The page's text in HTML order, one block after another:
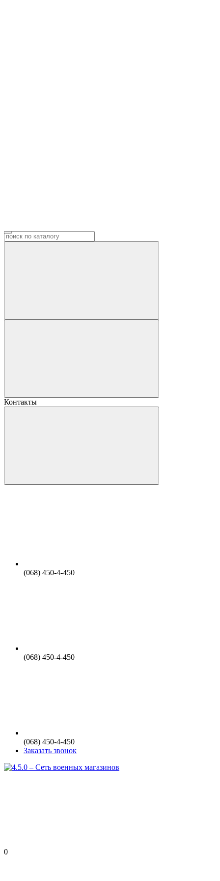
Контакты
(068) 450-4-450
(068) 450-4-450
(068) 450-4-450
Заказать звонок
0